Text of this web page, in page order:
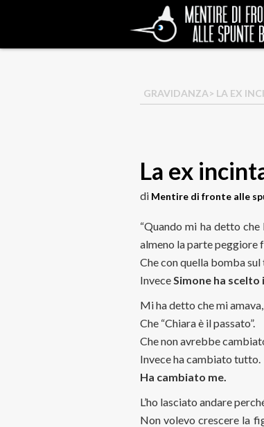
GRAVIDANZA> LA EX
La ex
di Mentire di fronte alle
“Quando mi ha detto
almeno la parte peggiore
Che con quella bomba
InveceSimone ha scelto
Mi ha detto che mi
Che “Chiara è il passato”.
Che non avrebbe
Invece ha cambiato tutto.
Ha cambiato me.
L’ho lasciato andare
Non volevo crescere la